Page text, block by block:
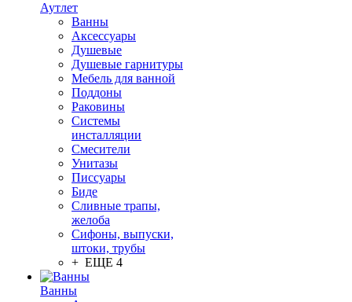
Аутлет
Ванны
Аксессуары
Душевые
Душевые гарнитуры
Мебель для ванной
Поддоны
Раковины
Системы
инсталляции
Смесители
Унитазы
Писсуары
Биде
Сливные трапы,
желоба
Сифоны, выпуски,
штоки, трубы
+ ЕЩЕ 4
Ванны